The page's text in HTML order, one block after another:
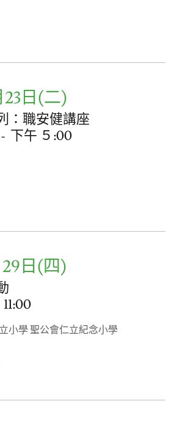
23日(二)
：職安健講座
- 下午 ５:00
日(四)
11:00
小學 聖公會仁立紀念小學